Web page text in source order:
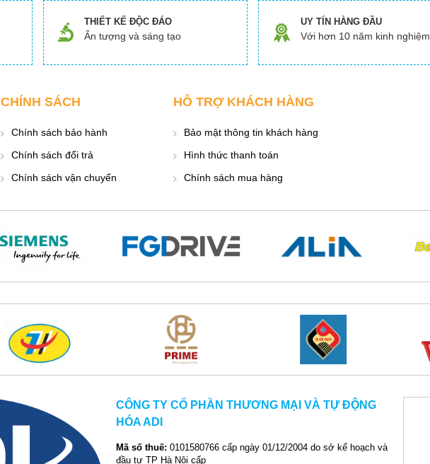
THIẾT KẾ ĐỘC ĐÁO
Ấn tượng và sáng tạo
UY TÍN HÀNG ĐẦU
Với hơn 10 năm kinh nghiệm
CHÍNH SÁCH
Chính sách bảo hành
Chính sách đổi trả
Chính sách vận chuyển
HỖ TRỢ KHÁCH HÀNG
Bảo mật thông tin khách hàng
Hình thức thanh toán
Chính sách mua hàng
CÔNG TY CỔ PHẦN THƯƠNG MẠI VÀ TỰ ĐỘNG
HÓA ADI
Mã số thuế: 0101580766 cấp ngày 01/12/2004 do sở kế hoạch và
đầu tư TP Hà Nội cấp